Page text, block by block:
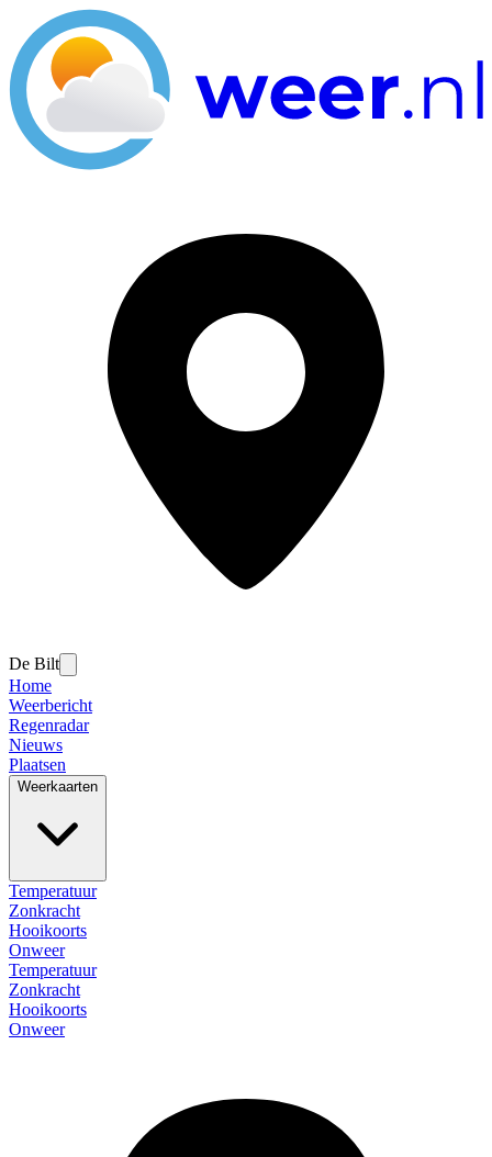
De Bilt
Home
Weerbericht
Regenradar
Nieuws
Plaatsen
Weerkaarten
Temperatuur
Zonkracht
Hooikoorts
Onweer
Temperatuur
Zonkracht
Hooikoorts
Onweer